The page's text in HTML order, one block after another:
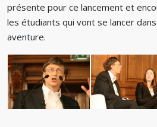
présente pour ce lancement et
les étudiants qui vont se lancer
aventure.